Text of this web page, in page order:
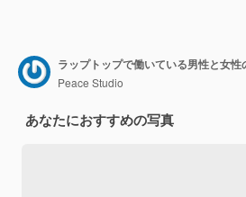
ラップトップで働いている男性と女性
Peace Studio
あなたにおすすめの写真